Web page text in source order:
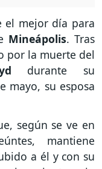
el mejor día para
Mineápolis. Tras
por la muerte del
durante su
mayo, su esposa
según se ve en
mantiene
a él y con su